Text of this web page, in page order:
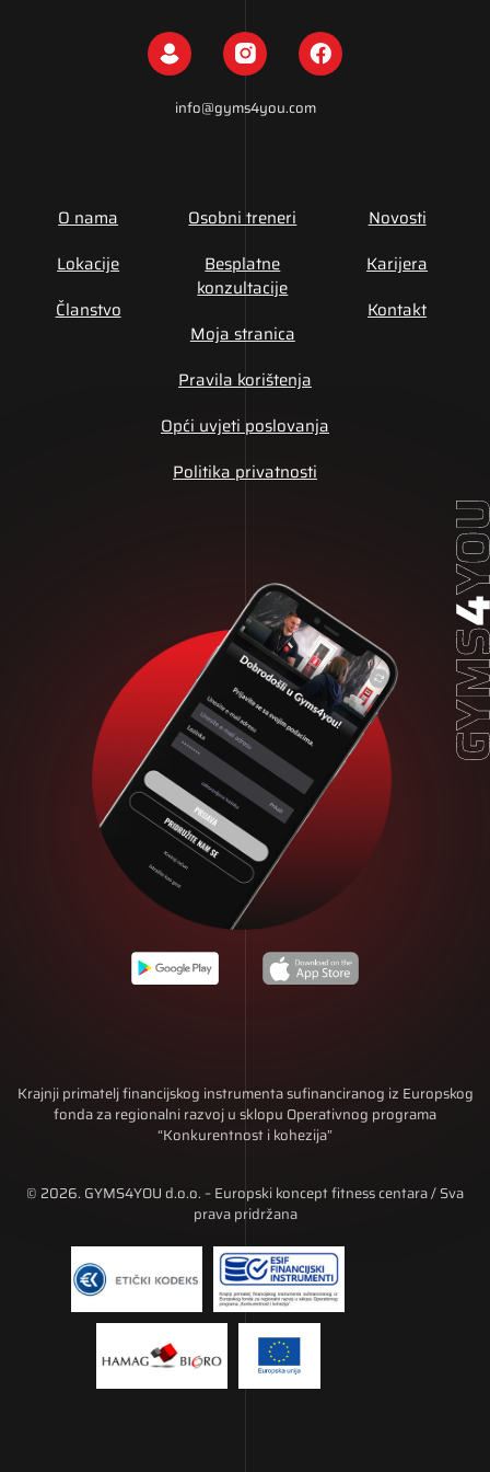
info@gyms4you.com
O nama
Lokacije
Članstvo
Osobni treneri
Besplatne
konzultacije
Moja stranica
Novosti
Karijera
Kontakt
Pravila korištenja
Opći uvjeti poslovanja
Politika privatnosti
Krajnji primatelj financijskog instrumenta sufinanciranog iz Europskog
fonda za regionalni razvoj u sklopu Operativnog programa
“Konkurentnost i kohezija”
© 2026. GYMS4YOU d.o.o. – Europski koncept fitness centara / Sva
prava pridržana